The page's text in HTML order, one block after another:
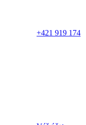
+421 919 174